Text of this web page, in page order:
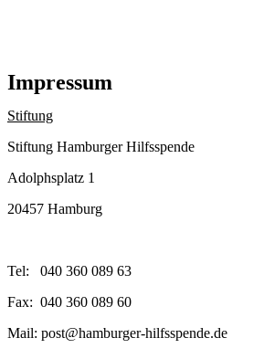
Impressum
Stiftung
Stiftung Hamburger Hilfsspende
Adolphsplatz 1
20457 Hamburg
Tel: 040 360 089 63
Fax: 040 360 089 60
Mail: post@hamburger-hilfsspende.de